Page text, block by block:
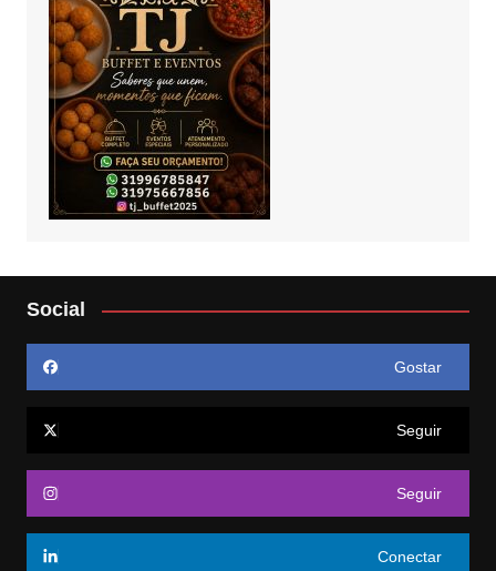
Social
Gostar
Seguir
Seguir
Conectar